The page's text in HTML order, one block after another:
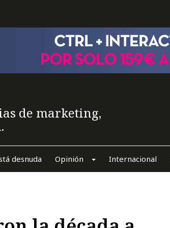
de marketing,
desnuda Opinión Internacional